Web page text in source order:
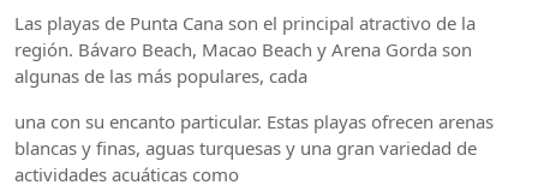
Las playas de Punta Cana son el principal atractivo de la
región. Bávaro Beach, Macao Beach y Arena Gorda son
algunas de las más populares, cada
una con su encanto particular. Estas playas ofrecen arenas
blancas y finas, aguas turquesas y una gran variedad de
actividades acuáticas como